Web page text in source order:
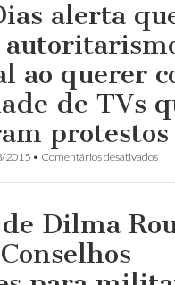
alerta
ao querer
de TVs
protestos
2015 • Comentários desativadosem
PT
Dilma